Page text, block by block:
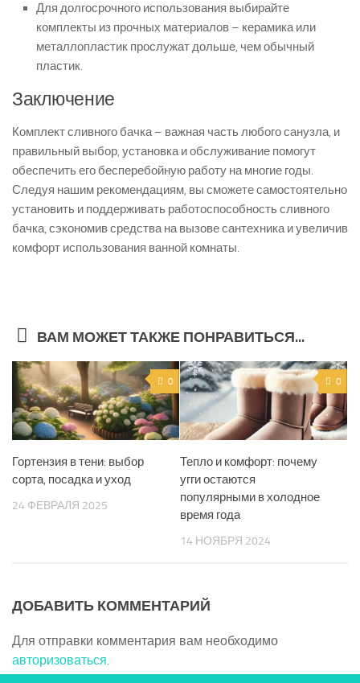
Для долгосрочного использования выбирайте
комплекты из прочных материалов – керамика или
металлопластик прослужат дольше, чем обычный
пластик.
Заключение
Комплект сливного бачка – важная часть любого санузла, и
правильный выбор, установка и обслуживание помогут
обеспечить его бесперебойную работу на многие годы.
Следуя нашим рекомендациям, вы сможете самостоятельно
установить и поддерживать работоспособность сливного
бачка, сэкономив средства на вызове сантехника и увеличив
комфорт использования ванной комнаты.
ВАМ МОЖЕТ ТАКЖЕ ПОНРАВИТЬСЯ...
0
Гортензия в тени: выбор
сорта, посадка и уход
24 ФЕВРАЛЯ 2025
0
Тепло и комфорт: почему
угги остаются
популярными в холодное
время года
14 НОЯБРЯ 2024
ДОБАВИТЬ КОММЕНТАРИЙ
Для отправки комментария вам необходимо
авторизоваться.